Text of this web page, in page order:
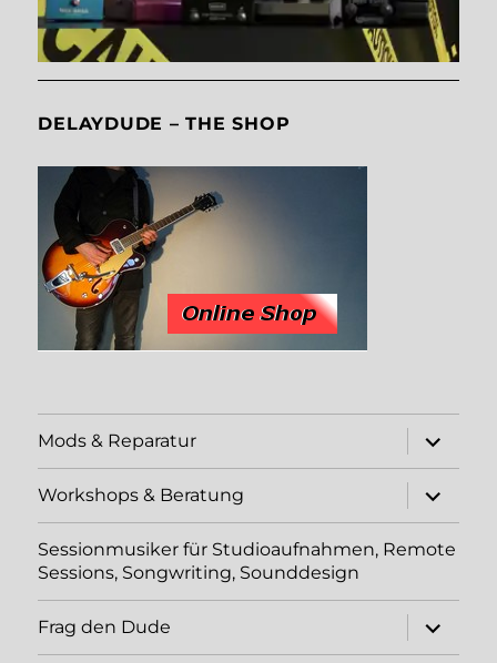
DELAYDUDE – THE SHOP
Mods & Reparatur
öffnen
Workshops & Beratung
öffnen
Sessionmusiker für Studioaufnahmen, Remote
Sessions, Songwriting, Sounddesign
Frag den Dude
öffnen